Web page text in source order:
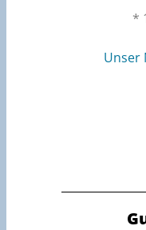
*
Unser